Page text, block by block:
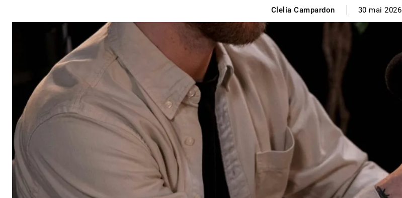
Clelia Campardon 30 mai 2026